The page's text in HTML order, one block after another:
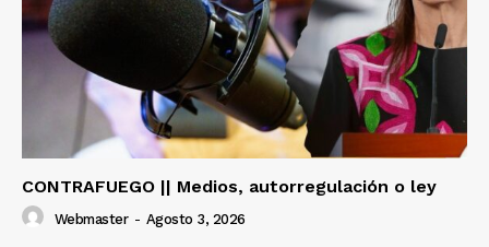
CONTRAFUEGO || Medios, autorregulación o ley
Webmaster - Agosto 3, 2026